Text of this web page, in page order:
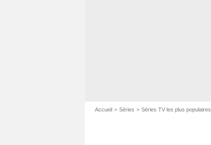
Accueil Séries Séries TV les plus populaires